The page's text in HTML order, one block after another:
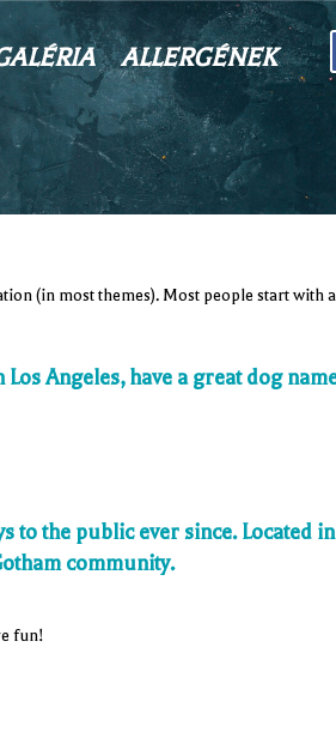
ALLERGÉNEK
(in most themes). Most people start with
Angeles, have a great dog
to the public ever since. Located in
community.
fun!